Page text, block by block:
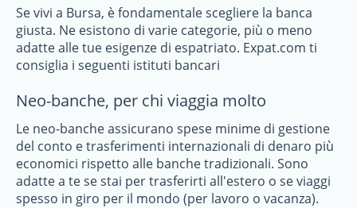
Se vivi a Bursa, è fondamentale scegliere la banca
giusta. Ne esistono di varie categorie, più o meno
adatte alle tue esigenze di espatriato. Expat.com ti
consiglia i seguenti istituti bancari
Neo-banche, per chi viaggia molto
Le neo-banche assicurano spese minime di gestione
del conto e trasferimenti internazionali di denaro più
economici rispetto alle banche tradizionali. Sono
adatte a te se stai per trasferirti all'estero o se viaggi
spesso in giro per il mondo (per lavoro o vacanza).